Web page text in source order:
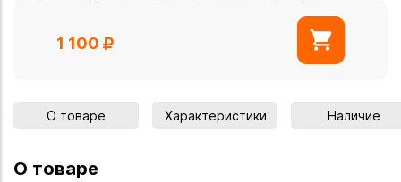
1 100
О товаре Характеристики Наличие
О товаре